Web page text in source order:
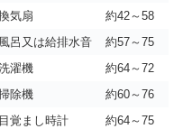
気扇
約42～58
風呂又は給排水音
約57～75
濯機
約64～72
除機
約60～76
目覚まし時計
約64～75